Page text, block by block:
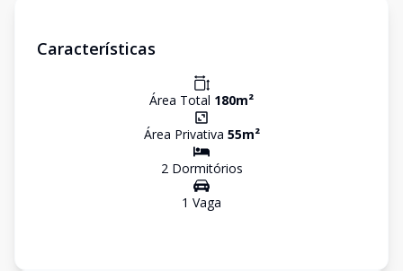
Características
Área Total 180m²
Área Privativa 55m²
2Dormitórios
1 Vaga